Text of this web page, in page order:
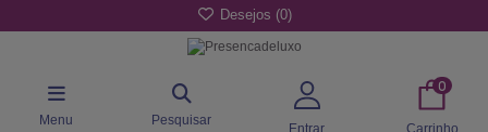
Desejos (0)
Menu Pesquisar
Entrar
0
Carrinho